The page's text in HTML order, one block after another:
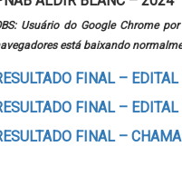
Usuário do Google Chrome
está baixando
FINAL –
FINAL–
FINAL –